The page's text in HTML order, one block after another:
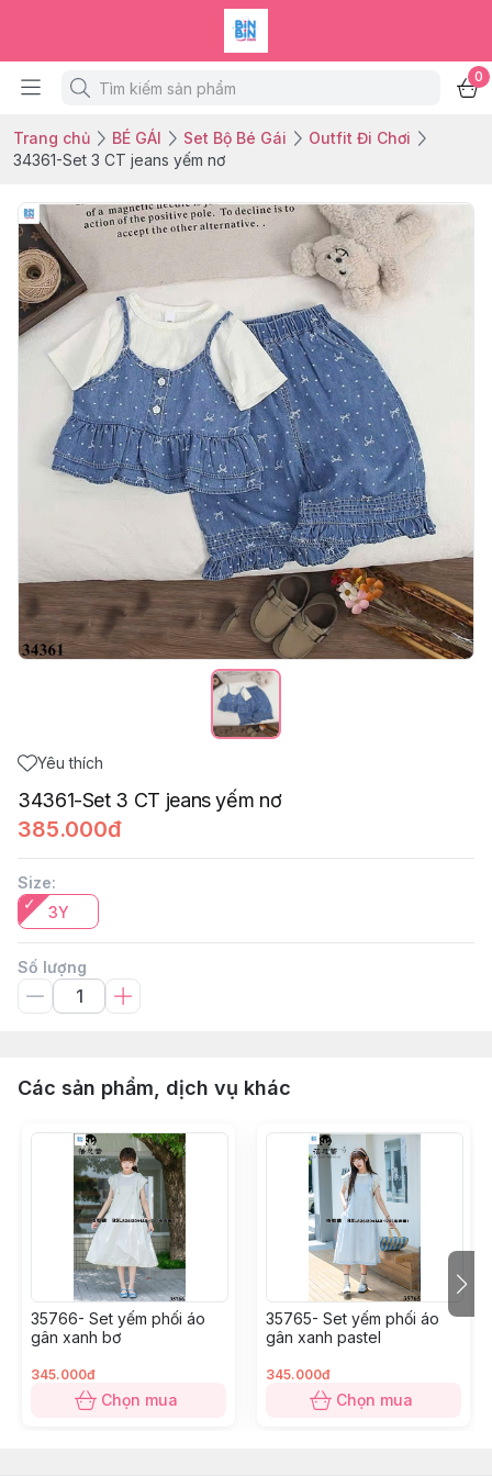
0
Trang chủ BÉ GÁI Set Bộ Bé Gái
Outfit Đi Chơi
34361-Set 3 CT jeans yếm nơ
Yêu thích
34361-Set 3 CT jeans yếm nơ
385.000đ
Size:
3Y
Số lượng
Các sản phẩm, dịch vụ khác
35766- Set yếm phối áo
gân xanh bơ
345.000đ
Chọn mua
35765- Set yếm phối áo
gân xanh pastel
345.000đ
Chọn mua